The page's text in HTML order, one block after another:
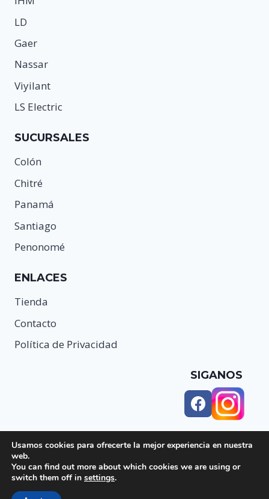
LD
Gaer
Nassar
Viyilant
LS Electric
SUCURSALES
Colón
Chitré
Panamá
Santiago
Penonomé
ENLACES
Tienda
Contacto
Política de Privacidad
SIGANOS
Usamos cookies para ofrecerte la mejor experiencia en nuestra
web.
You can find out more about which cookies we are using or
switch them off in settings.